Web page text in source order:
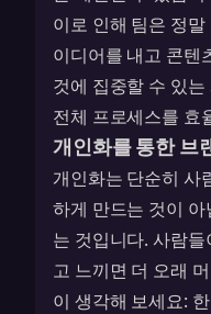
이로 인해 팀은 정
이디어를 내고 콘텐
것에 집중할 수 있
전체 프로세스를 효
개인화를 통한 브
개인화는 단순히 사
하게 만드는 것이
는 것입니다. 사람
고 느끼면 더 오래
이 생각해 보세요: